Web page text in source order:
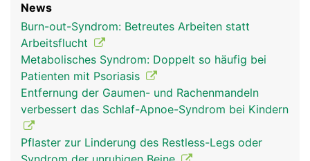
News
Burn-out-Syndrom: Betreutes Arbeiten statt
Arbeitsflucht
Metabolisches Syndrom: Doppelt so häufig bei
Patienten mit Psoriasis
Entfernung der Gaumen- und Rachenmandeln
verbessert das Schlaf-Apnoe-Syndrom bei Kindern
Pflaster zur Linderung des Restless-Legs oder